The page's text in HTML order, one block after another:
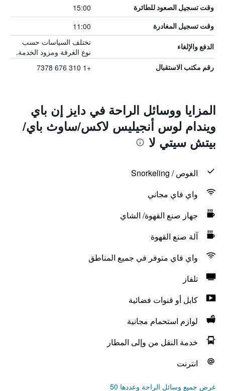
وقت تسجيل الصعود للطائرة 15:00
وقت تسجيل المغادرة 11:00
الدفع والإلغاء
تختلف السياسات حسب
نوع الغرفة ومزود الخدمة.
رقم مكتب الاستقبال +1 310 676 7378
المزايا ووسائل الراحة في دايز إن باي
ويندام لوس أنجيليس لاكس/ساوث باي/
بيتش سيتي لا
الغوص / Snorkeling
واي فاي مجاني
جهاز صنع القهوة/ الشاي
آلة صنع القهوة
واي فاي متوفر في جميع المناطق
تلفاز
كابل أو قنوات فضائية
لوازم استحمام مجانية
خدمة النقل من وإلى المطار
انترنت
عرض جميع وسائل الراحة وعددها 50